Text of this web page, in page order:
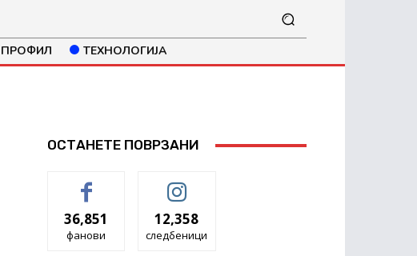
ПРОФИЛ ТЕХНОЛОГИЈА
ОСТАНЕТЕ ПОВРЗАНИ
36,851
фанови
12,358
следбеници